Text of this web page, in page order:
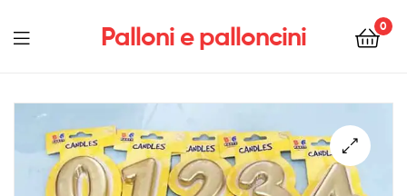
Palloni e palloncini 0
Menu